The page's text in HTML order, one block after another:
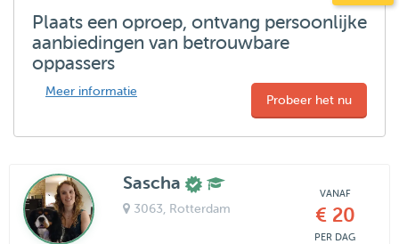
Plaats een oproep, ontvang persoonlijke
aanbiedingen van betrouwbare
oppassers
Meer informatie
Probeer het nu
Sascha
3063 , Rotterdam
VANAF
€ 20
PER DAG